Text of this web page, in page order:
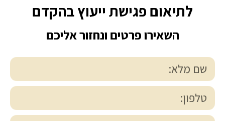
לתיאום פגישת ייעוץ בהקדם
השאירו פרטים ונחזור אליכם